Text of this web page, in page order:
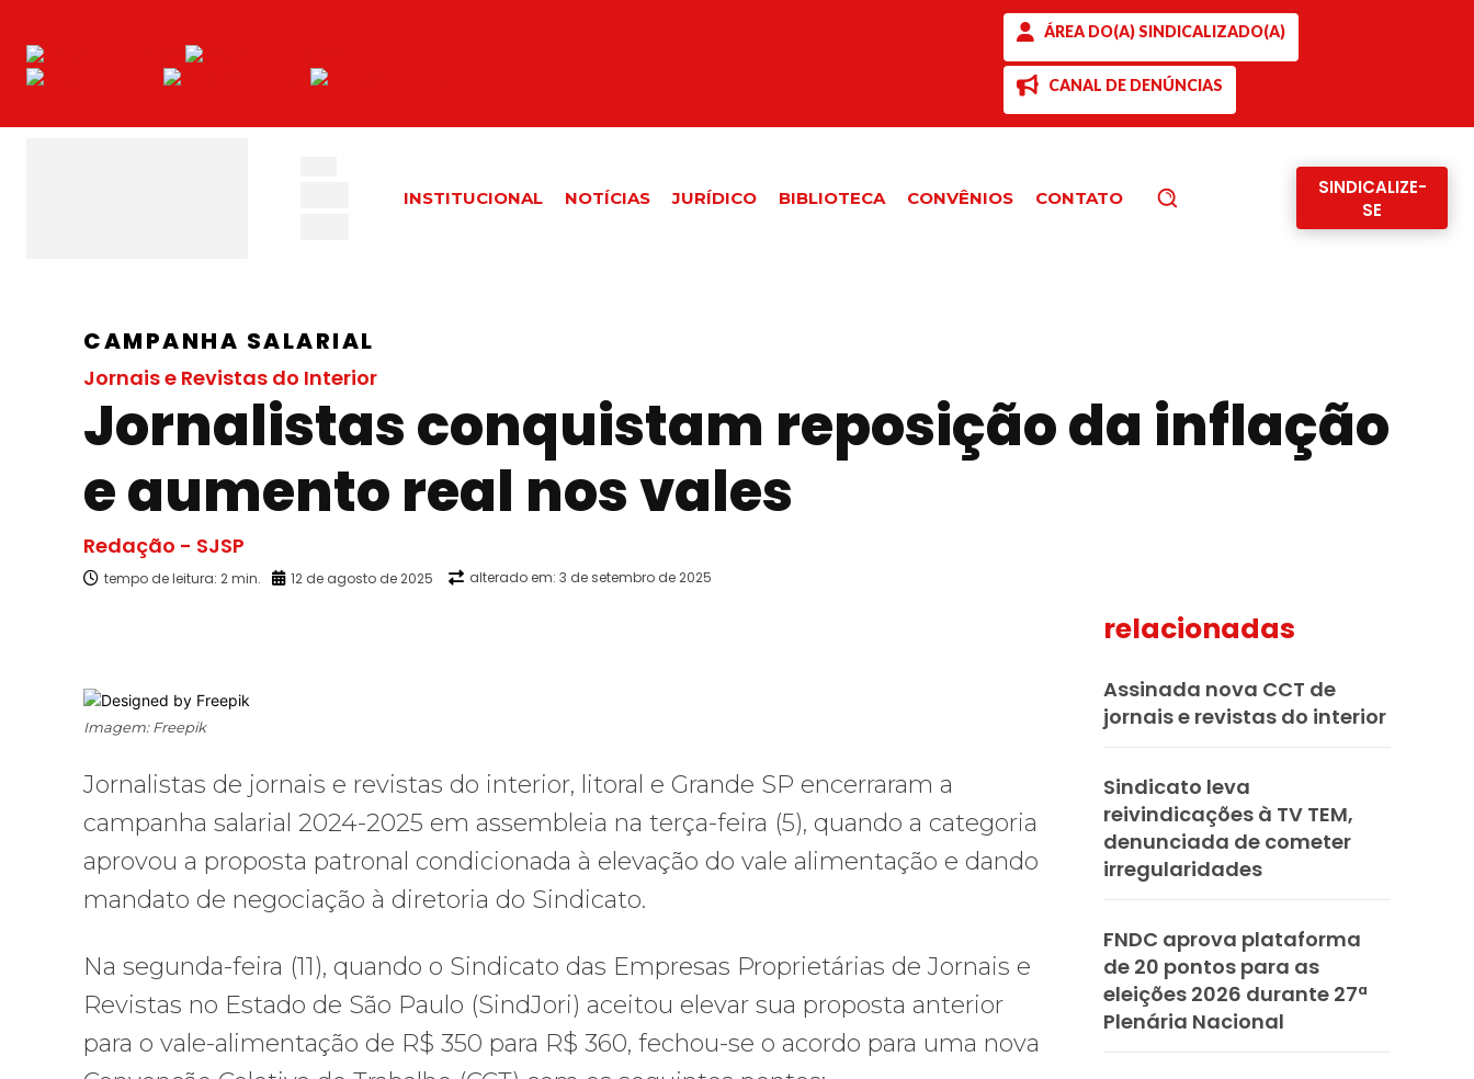
ÁREA DO(A) SINDICALIZADO(A)
CANAL DE DENÚNCIAS
INSTITUCIONAL NOTÍCIAS JURÍDICO BIBLIOTECA CONVÊNIOS CONTATO
SINDICALIZE-
SE
CAMPANHA SALARIAL
Jornais e Revistas do Interior
Jornalistas conquistam reposição da inflação
e aumento real nos vales
Redação - SJSP
tempo de leitura: 2 min. 12 de agosto de 2025 alterado em: 3 de setembro de 2025
Imagem: Freepik
Jornalistas de jornais e revistas do interior, litoral e Grande SP encerraram a
campanha salarial 2024-2025 em assembleia na terça-feira (5), quando a categoria
aprovou a proposta patronal condicionada à elevação do vale alimentação e dando
mandato de negociação à diretoria do Sindicato.
Na segunda-feira (11), quando o Sindicato das Empresas Proprietárias de Jornais e
Revistas no Estado de São Paulo (SindJori) aceitou elevar sua proposta anterior
para o vale-alimentação de R$ 350 para R$ 360, fechou-se o acordo para uma nova
relacionadas
Assinada nova CCT de
jornais e revistas do interior
Sindicato leva
reivindicações à TV TEM,
denunciada de cometer
irregularidades
FNDC aprova plataforma
de 20 pontos para as
eleições 2026 durante 27ª
Plenária Nacional